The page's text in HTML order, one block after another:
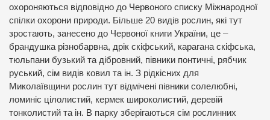
охороняються відповідно до Червоного списку Міжнародної
спілки охорони природи. Більше 20 видів рослин, які тут
зростають, занесено до Червоної книги України, це –
брандушка різнобарвна, дрік скіфський, карагана скіфська,
тюльпани бузький та дібровний, півники понтичні, рябчик
руський, сім видів ковил та ін. З рідкісних для
Миколаївщини рослин тут відмічені півники солелюбні,
ломиніс цілолистий, кермек широколистий, деревій
тонколистий та ін. В парку зберігаються сім рослинних